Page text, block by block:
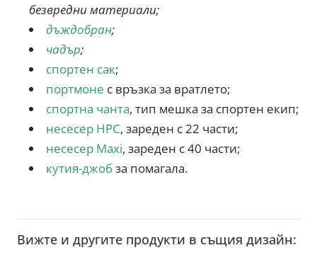
безвредни материали;
дъждобран;
чадър;
спортен сак;
портмоне с връзка за вратлето;
спортна чанта, тип мешка за спортен екип;
несесер HPC, зареден с 22 части;
несесер Maxi, зареден с 40 части;
кутия-джобза помагала.
Вижте и другите продукти в същия дизайн: